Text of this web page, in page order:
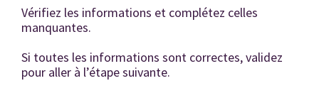
Vérifiez les informations et complétez celles
manquantes.
Si toutes les informations sont correctes, validez
pour aller à l’étape suivante.